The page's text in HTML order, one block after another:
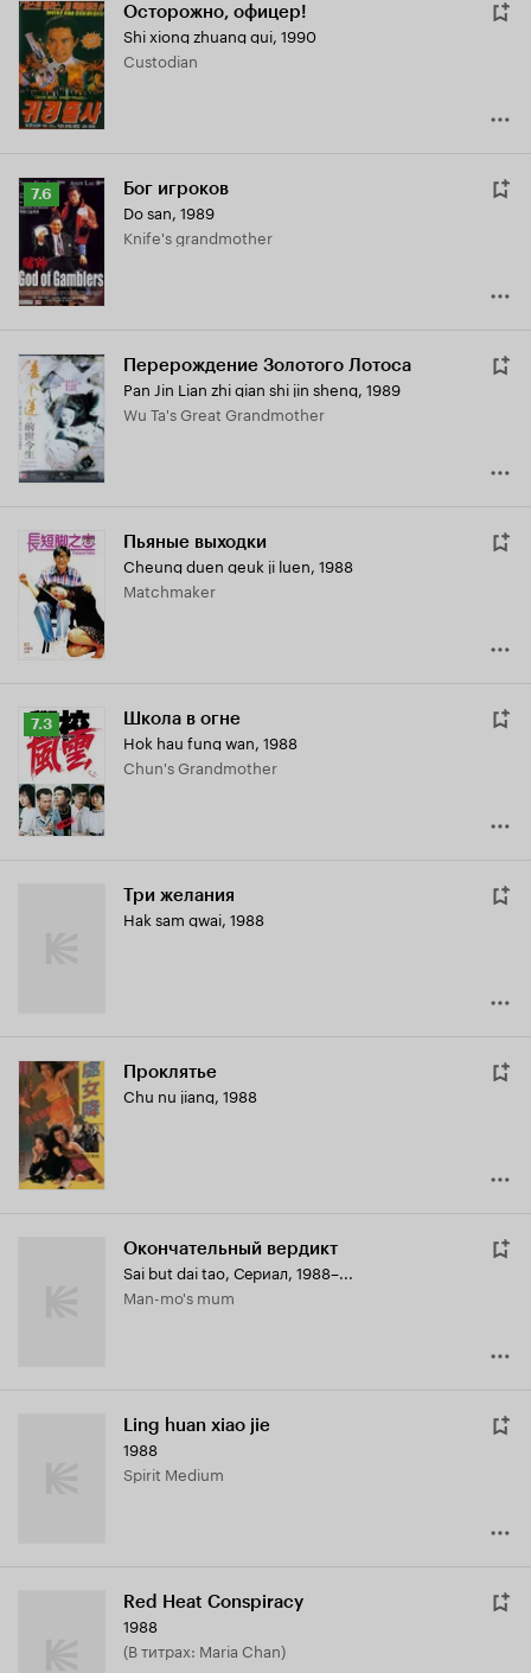
Осторожно, офицер!
Shi xiong zhuang gui, 1990
Custodian
Рейтинг
Кинопоиска
7.6
7.6 Бог игроков
Do san, 1989
Knife's grandmother
Перерождение Золотого Лотоса
Pan Jin Lian zhi qian shi jin sheng, 1989
Wu Ta's Great Grandmother
Пьяные выходки
Cheung duen geuk ji luen, 1988
Matchmaker
Рейтинг
Кинопоиска
7.3
7.3 Школа в огне
Hok hau fung wan, 1988
Chun's Grandmother
Три желания
Hak sam gwai, 1988
Проклятье
Chu nu jiang, 1988
Окончательный вердикт
Sai but dai tao, Сериал, 1988–...
Man-mo's mum
Ling huan xiao jie
1988
Spirit Medium
Red Heat Conspiracy
1988
(в титрах: Maria Chan)